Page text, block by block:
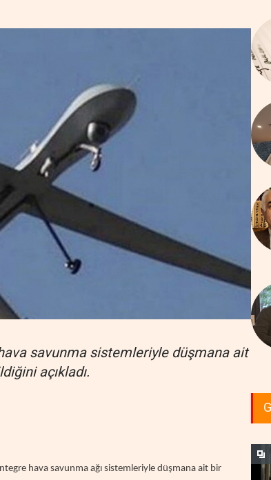
savunma sistemleriyle düşmana ait
açıkladı.
hava savunma ağı sistemleriyle düşmana ait bir